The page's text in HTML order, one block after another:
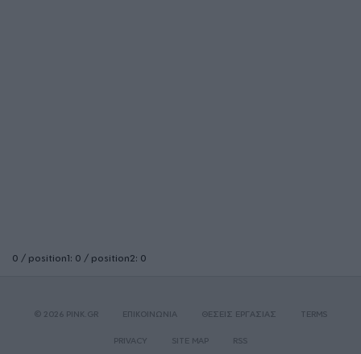
0 / position1: 0 / position2: 0
© 2026 PINK.GR ΕΠΙΚΟΙΝΩΝΙΑ ΘΕΣΕΙΣ ΕΡΓΑΣΙΑΣ TERMS
PRIVACY SITE MAP RSS